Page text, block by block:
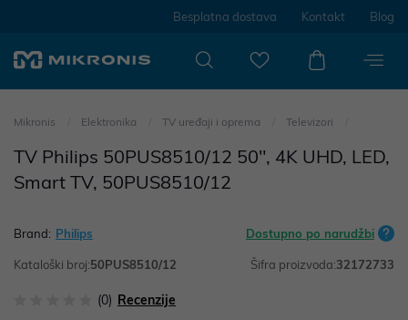
Besplatna dostava Kontakt Blog
Mikronis Elektronika TV uređaji i oprema Televizori
TV Philips 50PUS8510/12 50", 4K UHD, LED,
Smart TV, 50PUS8510/12
Brand: Philips Dostupno po narudžbi
Kataloški broj:50PUS8510/12 Šifra proizvoda:32172733
(0) Recenzije